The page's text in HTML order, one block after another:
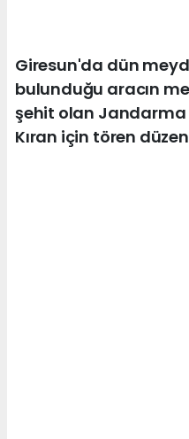
Giresun'da dün
bulunduğu aracın
şehit olan Jandarma
Kıran için tören